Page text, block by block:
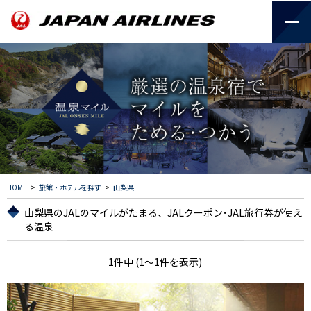
HOME > 旅館・ホテルを探す > 山梨県
山梨県のJALのマイルがたまる、JALクーポン･JAL旅行券が使え
る温泉
1件中 (1～1件を表示)